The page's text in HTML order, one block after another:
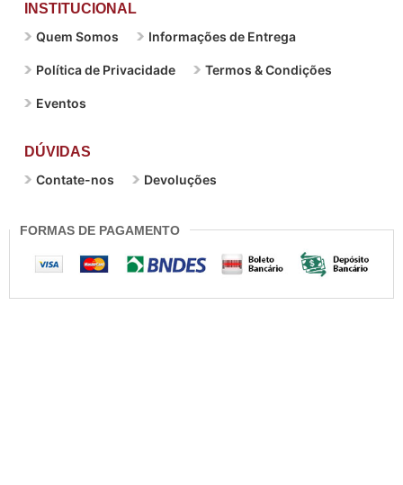
INSTITUCIONAL
Quem Somos
Informações de Entrega
Política de Privacidade Termos & Condições
Eventos
DÚVIDAS
Contate-nos
Devoluções
FORMAS DE PAGAMENTO